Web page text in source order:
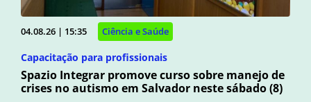
04.08.26 | 15:35 Ciência e Saúde
Capacitação para profissionais
Spazio Integrar promove curso sobre manejo de
crises no autismo em Salvador neste sábado (8)